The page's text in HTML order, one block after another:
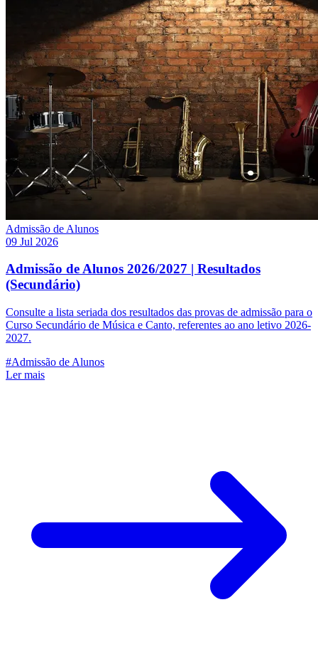
Admissão de Alunos
09 Jul 2026
Admissão de Alunos 2026/2027 | Resultados
(Secundário)
Consulte a lista seriada dos resultados das provas de admissão para o
Curso Secundário de Música e Canto, referentes ao ano letivo 2026-
2027.
#Admissão de Alunos
Ler mais